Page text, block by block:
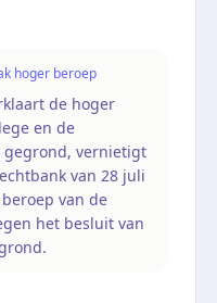
hoger beroep
de hoger
en de
gegrond, vernietigt
van 28 juli
van de
het besluit van